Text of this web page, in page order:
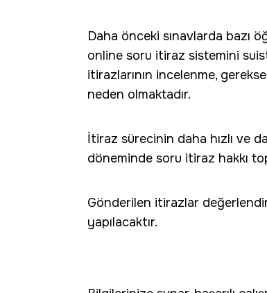
Daha önceki sınavlarda bazı
online soru itiraz sistemini
itirazlarının incelenme,
neden olmaktadır.
İtiraz sürecinin daha hızlı ve
döneminde soru itiraz hakkı
Gönderilen itirazlar
yapılacaktır.